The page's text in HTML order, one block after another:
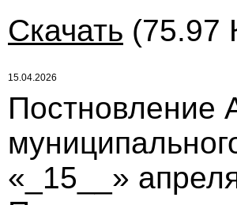
Скачать (75.97
15.04.2026
Постновление
«_15__»